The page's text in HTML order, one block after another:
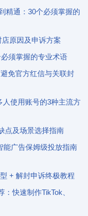
精通：30个必须掌握的
原因及申诉方案
须掌握的专业术语
免官方红信与关联封
使用账号的3种主流方
点及场景选择指南
能广告保姆级投放指南
+ 解封申诉终极教程
快速制作TikTok、